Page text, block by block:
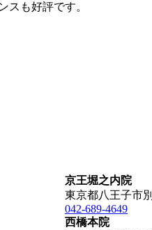
スも好評です。
京王堀之内院
東京都八王子市
042-689-4649
西橋本院